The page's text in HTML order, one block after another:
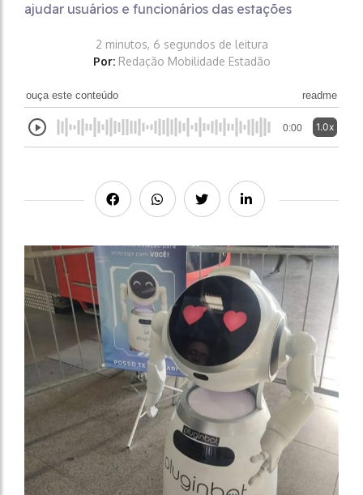
ajudar usuários e funcionários das estações
2 minutos, 6 segundos de leitura
Por: Redação Mobilidade Estadão
ouça este conteúdo readme
0:00 1.0x